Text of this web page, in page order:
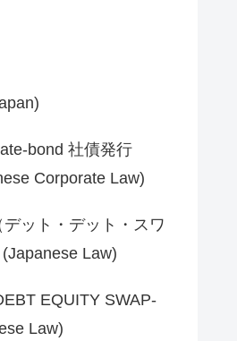
bond 社債発行
Corporate Law)
デット・デット・スワ
(Japanese Law)
EQUITY SWAP-
Law)